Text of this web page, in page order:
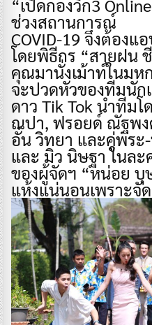
“เปิดกองวิก3
ช่วงสถานการณ์
COVID-19 จึงต้องแ
โดยพิธีกร “สายฝน
คุณมานั่งเม้าท์ในมห
จะปวดหัวของทีมนัก
ดาว Tik Tok นำทีม
ณปา, ฟรอยด์ ณัฐพง
อั๋น วิทยา และคู่พระ
และ มิว นิษฐา ในละ
ของผู้จัดฯ “หน่อย บุ
แห้งแน่นอนเพราะจัด